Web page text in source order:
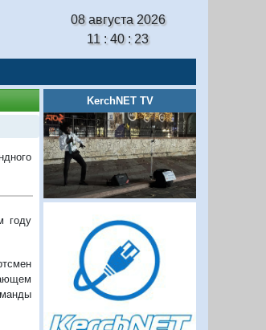
08 августа 2026
11 : 40 : 24
году
KerchNET TV